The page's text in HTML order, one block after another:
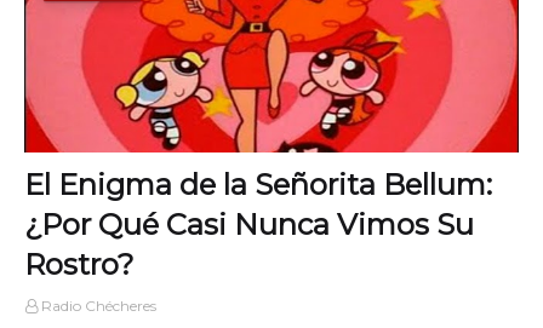
Disco Mix Club
22:00 - 24:00
El Enigma de la Señorita Bellum:
¿Por Qué Casi Nunca Vimos Su
Rostro?
Radio Chécheres